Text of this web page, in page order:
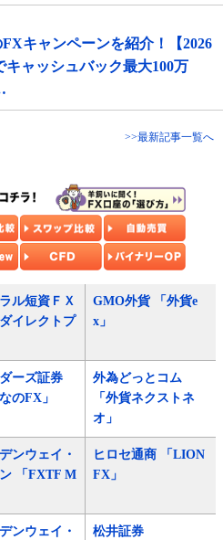
キャンペーンを紹介！【2026
ャッシュバック最大100万
>>最新記事一覧へ
ル短資ＦＸ
ダイレクトプ
GMO外貨 「外貨e
x」
ーズ証券
のFX」
外為どっとコム
「外貨ネクストネ
オ」
ンウェイ・
「FXTF M
ヒロセ通商 「LION
FX」
ンウェイ・
松井証券